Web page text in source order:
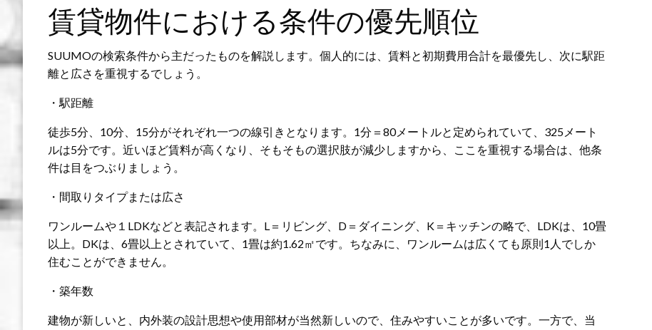
賃貸物件における条件の優先順位
SUUMOの検索条件から主だったものを解説します。個人的には、賃料と初期費用合計を最優先し、次に駅距
離と広さを重視するでしょう。
・駅距離
徒歩5分、10分、15分がそれぞれ一つの線引きとなります。1分＝80メートルと定められていて、325メート
ルは5分です。近いほど賃料が高くなり、そもそもの選択肢が減少しますから、ここを重視する場合は、他条
件は目をつぶりましょう。
・間取りタイプまたは広さ
ワンルームや１LDKなどと表記されます。L＝リビング、D＝ダイニング、K＝キッチンの略で、LDKは、10畳
以上。DKは、6畳以上とされていて、1畳は約1.62㎡です。ちなみに、ワンルームは広くても原則1人でしか
住むことができません。
・築年数
建物が新しいと、内外装の設計思想や使用部材が当然新しいので、住みやすいことが多いです。一方で、当